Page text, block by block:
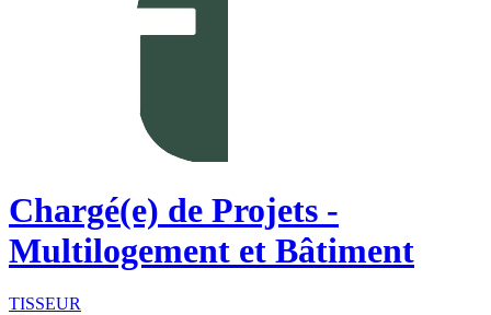
Chargé(e) de Projets -
Multilogement et Bâtiment
TISSEUR